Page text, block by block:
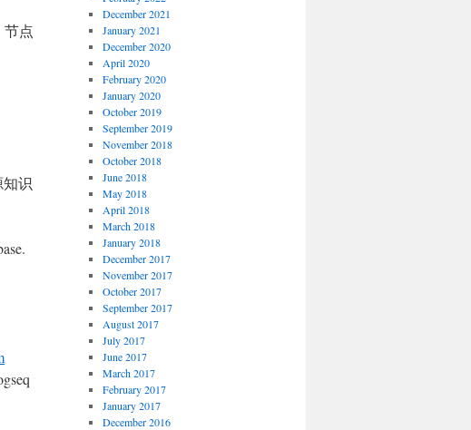
节点
知识
December 2021
January 2021
December 2020
April 2020
February 2020
January 2020
October 2019
September 2019
November 2018
October 2018
June 2018
May 2018
April 2018
March 2018
January 2018
December 2017
November 2017
October 2017
September 2017
August 2017
July 2017
June 2017
March 2017
February 2017
January 2017
December 2016